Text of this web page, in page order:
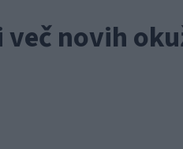
novih